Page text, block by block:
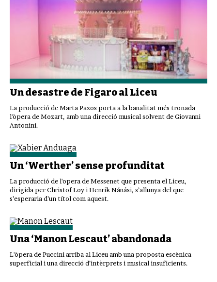
Un desastre de Figaro al Liceu
La producció de Marta Pazos porta a la banalitat més tronada
l'òpera de Mozart, amb una direcció musical solvent de Giovanni
Antonini.
Un ‘Werther’ sense profunditat
La producció de l'opera de Messenet que presenta el Liceu,
dirigida per Christof Loy i Henrik Nánási, s’allunya del que
s’esperaria d’un títol com aquest.
Una ‘Manon Lescaut’ abandonada
L'òpera de Puccini arriba al Liceu amb una proposta escènica
superficial i una direcció d’intèrprets i musical insuficients.